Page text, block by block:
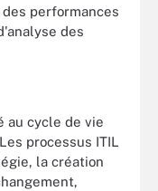
performances
des
au cycle de vie
processus ITIL
la création